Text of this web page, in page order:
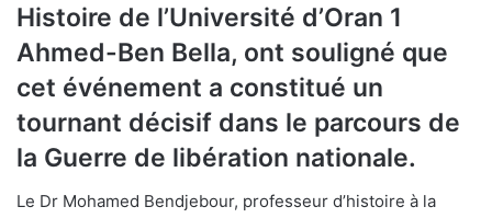
Histoire de l’Université d’Oran 1
Ahmed-Ben Bella, ont souligné que
cet événement a constitué un
tournant décisif dans le parcours de
la Guerre de libération nationale.
Le Dr Mohamed Bendjebour, professeur d’histoire à la